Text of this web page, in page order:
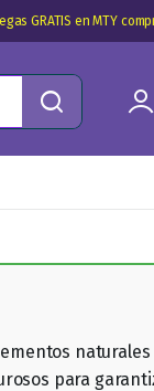
GRATIS en MTY
para